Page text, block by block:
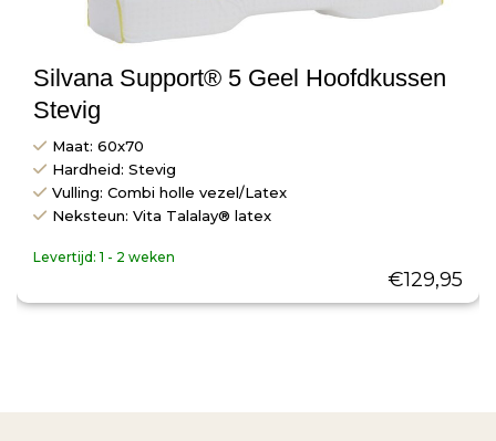
Silvana Support® 5 Geel Hoofdkussen
Stevig
Maat: 60x70
Hardheid: Stevig
Vulling: Combi holle vezel/Latex
Neksteun: Vita Talalay® latex
€129,95
Levertijd: 1 - 2 weken